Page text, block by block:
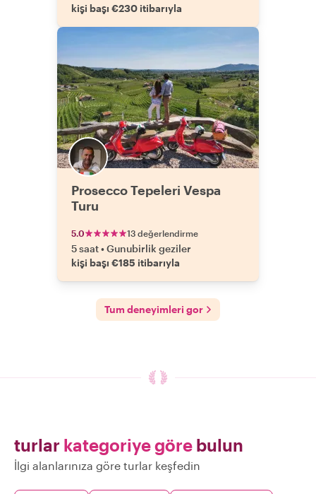
kişi başı €230 itibarıyla
Prosecco Tepeleri Vespa
Turu
5.0 13 değerlendirme
5 saat•Gunubirlik geziler
kişi başı €185 itibarıyla
Tum deneyimleri gor
turlar kategoriye göre bulun
İlgi alanlarınıza göre turlar keşfedin